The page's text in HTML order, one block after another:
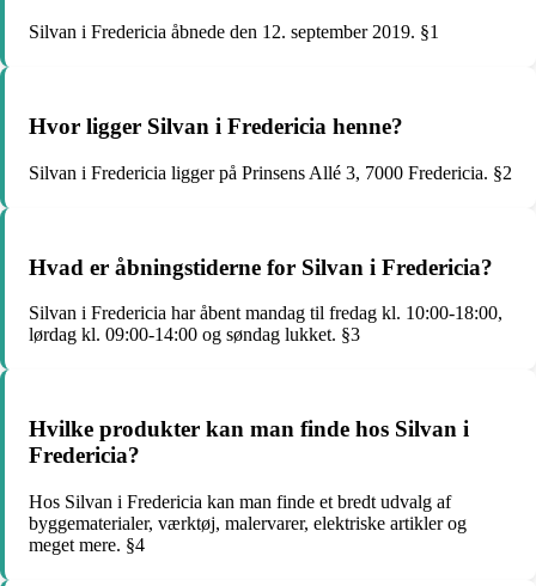
Silvan i Fredericia åbnede den 12. september 2019. §1
Hvor ligger Silvan i Fredericia henne?
Silvan i Fredericia ligger på Prinsens Allé 3, 7000 Fredericia. §2
Hvad er åbningstiderne for Silvan i Fredericia?
Silvan i Fredericia har åbent mandag til fredag kl. 10:00-18:00,
lørdag kl. 09:00-14:00 og søndag lukket. §3
Hvilke produkter kan man finde hos Silvan i
Fredericia?
Hos Silvan i Fredericia kan man finde et bredt udvalg af
byggematerialer, værktøj, malervarer, elektriske artikler og
meget mere. §4